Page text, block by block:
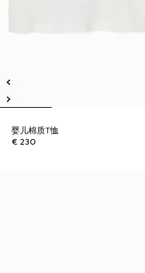
婴儿棉质T恤
€ 230